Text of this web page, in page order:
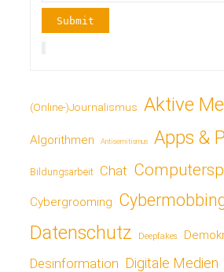
(Online-)Journalismus Aktive
Algorithmen Antisemitismus Apps &
Bildungsarbeit Chat
Cybergrooming
Datenschutz Deepfakes
Desinformation Digitale Medien